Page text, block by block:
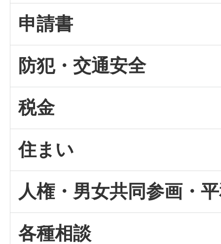
申請書
防犯・交通安全
税金
住まい
人権・男女共同参画・
各種相談